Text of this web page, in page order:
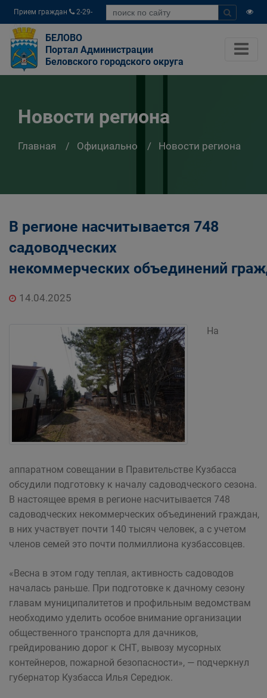
Прием граждан
2-29-
04
БЕЛОВО
Портал Администрации
Беловского городского округа
Новости региона
Главная Официально Новости региона
В регионе насчитывается 748
садоводческих
некоммерческих объединений
14.04.2025
На
аппаратном совещании в Правительстве Кузбасса
обсудили подготовку к началу садоводческого сезона.
В настоящее время в регионе насчитывается 748
садоводческих некоммерческих объединений граждан,
в них участвует почти 140 тысяч человек, а с учетом
членов семей это почти полмиллиона кузбассовцев.
«Весна в этом году теплая, активность садоводов
началась раньше. При подготовке к дачному сезону
главам муниципалитетов и профильным ведомствам
необходимо уделить особое внимание организации
общественного транспорта для дачников,
грейдированию дорог к СНТ, вывозу мусорных
контейнеров, пожарной безопасности», — подчеркнул
губернатор Кузбасса Илья Середюк.